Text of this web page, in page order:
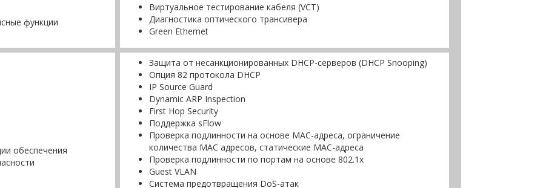
функции
Виртуальное тестирование кабеля (VCT)
Диагностика оптического трансивера
Green Ethernet
обеспечения
Защита от несанкционированных DHCP-серверов (DHCP Snooping)
Опция 82 протокола DHCP
IP Source Guard
Dynamic ARP Inspection
First Hop Security
Поддержка sFlow
Проверка подлинности на основе MAC-адреса, ограничение
количества MAC адресов, статические MAC-адреса
Проверка подлинности по портам на основе 802.1x
Guest VLAN
Система предотвращения DoS-атак